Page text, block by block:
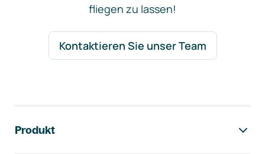
fliegen zu lassen!
Kontaktieren Sie unser Team
Produkt